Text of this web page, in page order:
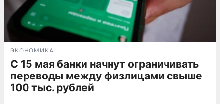
ЭКОНОМИКА
С 15 мая банки начнут ограничивать
переводы между физлицами свыше
100 тыс. рублей